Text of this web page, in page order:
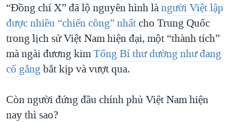
“Đồng chí X” đã lộ nguyên hình làngười Việt lập
được nhiều “chiến công” nhấtcho Trung Quốc
trong lịch sử Việt Nam hiện đại, một “thành tích”
mà ngài đương kimTổng Bí thư dường như đang
cố gắng bắt kịp và vượt qua.
Còn người đứng đầu chính phủ Việt Nam hiện
nay thì sao?